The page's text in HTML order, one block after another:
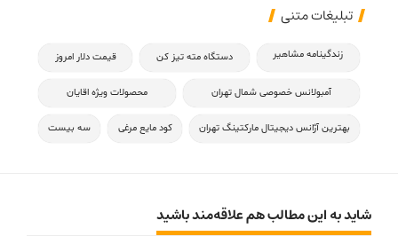
تبلیغات متنی
زندگینامه مشاهیر دستگاه مته تیز کن قیمت دلار امروز
آمبولانس خصوصی شمال تهران محصولات ویژه اقایان
بهترین آژانس دیجیتال مارکتینگ تهران کود مایع مرغی سه بیست
شاید به این مطالب هم علاقه‌مند باشید